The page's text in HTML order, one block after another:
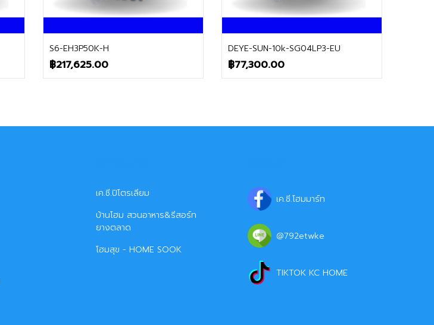
S6-EH3P50K-H
฿217,625.00
ติดต่อฝ่ายขาย DEYE-SUN-10k-SG04LP3-EU
฿77,300.00
ติดต่อฝ่ายขาย
เค.ซี.ปิโตรเลียม
บ้านโฮม สวนอาหาร&รีสอร์ท
ยางตลาด
โฮมสุข - HOME SOOK
เค.ซี.โฮมมาร์ท
@792etwke
TIKTOK KC HOME